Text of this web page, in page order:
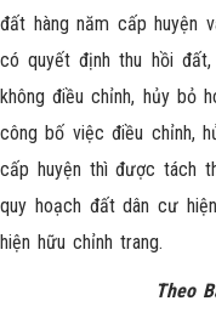
đất hàng năm cấp huyện
có quyết định thu hồi
không điều chỉnh, hủy bỏ
công bố việc điều chỉnh,
cấp huyện thì được tách
quy hoạch đất dân cư
hiện hữu chỉnh trang.
Theo